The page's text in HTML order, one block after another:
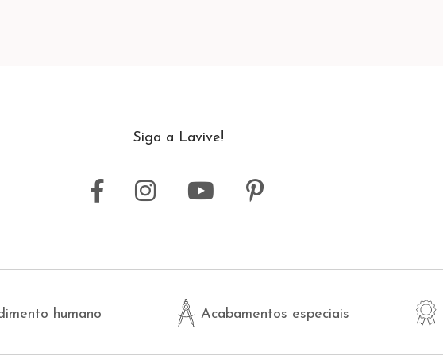
Siga a Lavive!
humano Acabamentos especiais